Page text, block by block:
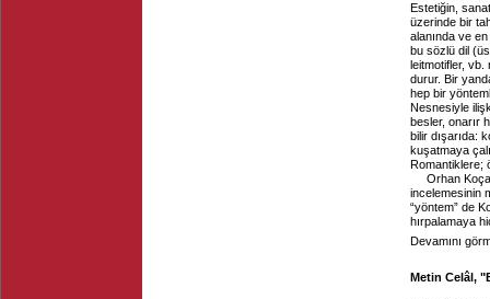
Estetiğin,
üzerinde bir
alanında ve
bu sözlü dil
leitmotifler, vb.
durur. Bir
hep bir
Nesnesiyle
besler, onarır
bilir dışarıda:
kuşatmaya
Romantiklere;
Orhan
incelemesinin
“yöntem” de
hırpalamaya
Devamını
Metin Celâl,